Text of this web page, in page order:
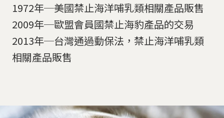
1972年─美國禁止海洋哺乳類相關產品販售
2009年─歐盟會員國禁止海豹產品的交易
2013年─台灣通過動保法，禁止海洋哺乳類
相關產品販售